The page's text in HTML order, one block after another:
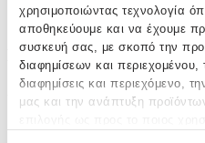
χρησιμοποιώντας τεχνολογία
αποθηκεύουμε και να έχουμε
συσκευή σας, με σκοπό την
διαφημίσεων και περιεχομένου,
διαφημίσεις και περιεχόμενο,
μας και την ανάπτυξη
Fato
Βασικά Χαρακτηριστικά
Χρώμα: